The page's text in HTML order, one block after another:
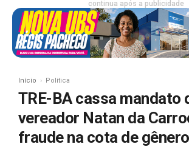
continua após a publicidade
Início Política
TRE-BA cassa mandato
vereador Natan da
fraude na cota de gênero